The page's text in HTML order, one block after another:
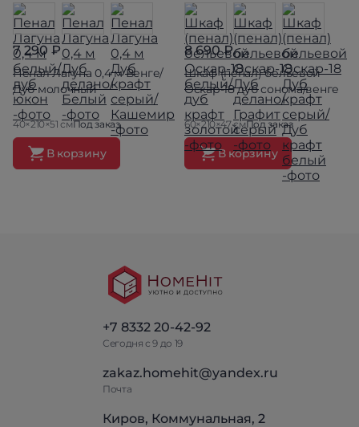
7 290 ₽
Пенал Лагуна 0,4 м Венге/
Дуб молочный
40×210×51 смПод заказ
В корзину
8 690 ₽
Шкаф (пенал) бельевой
Оскар-18 дуб сонома/венге
60×210×47 смПод заказ
В корзину
+7 8332 20-42-92
Сегодня с 9 до 19
zakaz.homehit@yandex.ru
Почта
Киров, Коммунальная, 2